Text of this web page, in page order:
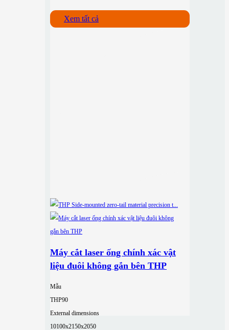
Xem tất cả
Máy cắt laser ống chính xác vật
liệu đuôi không gắn bên THP
Mẫu
THP90
External dimensions
10100x2150x2050